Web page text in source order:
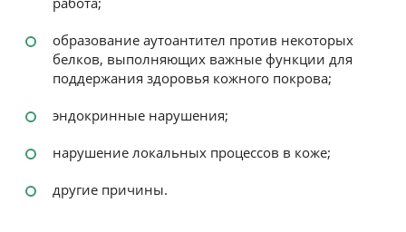
образование аутоантител против некоторых
белков, выполняющих важные функции для
поддержания здоровья кожного покрова;
эндокринные нарушения;
нарушение локальных процессов в коже;
другие причины.